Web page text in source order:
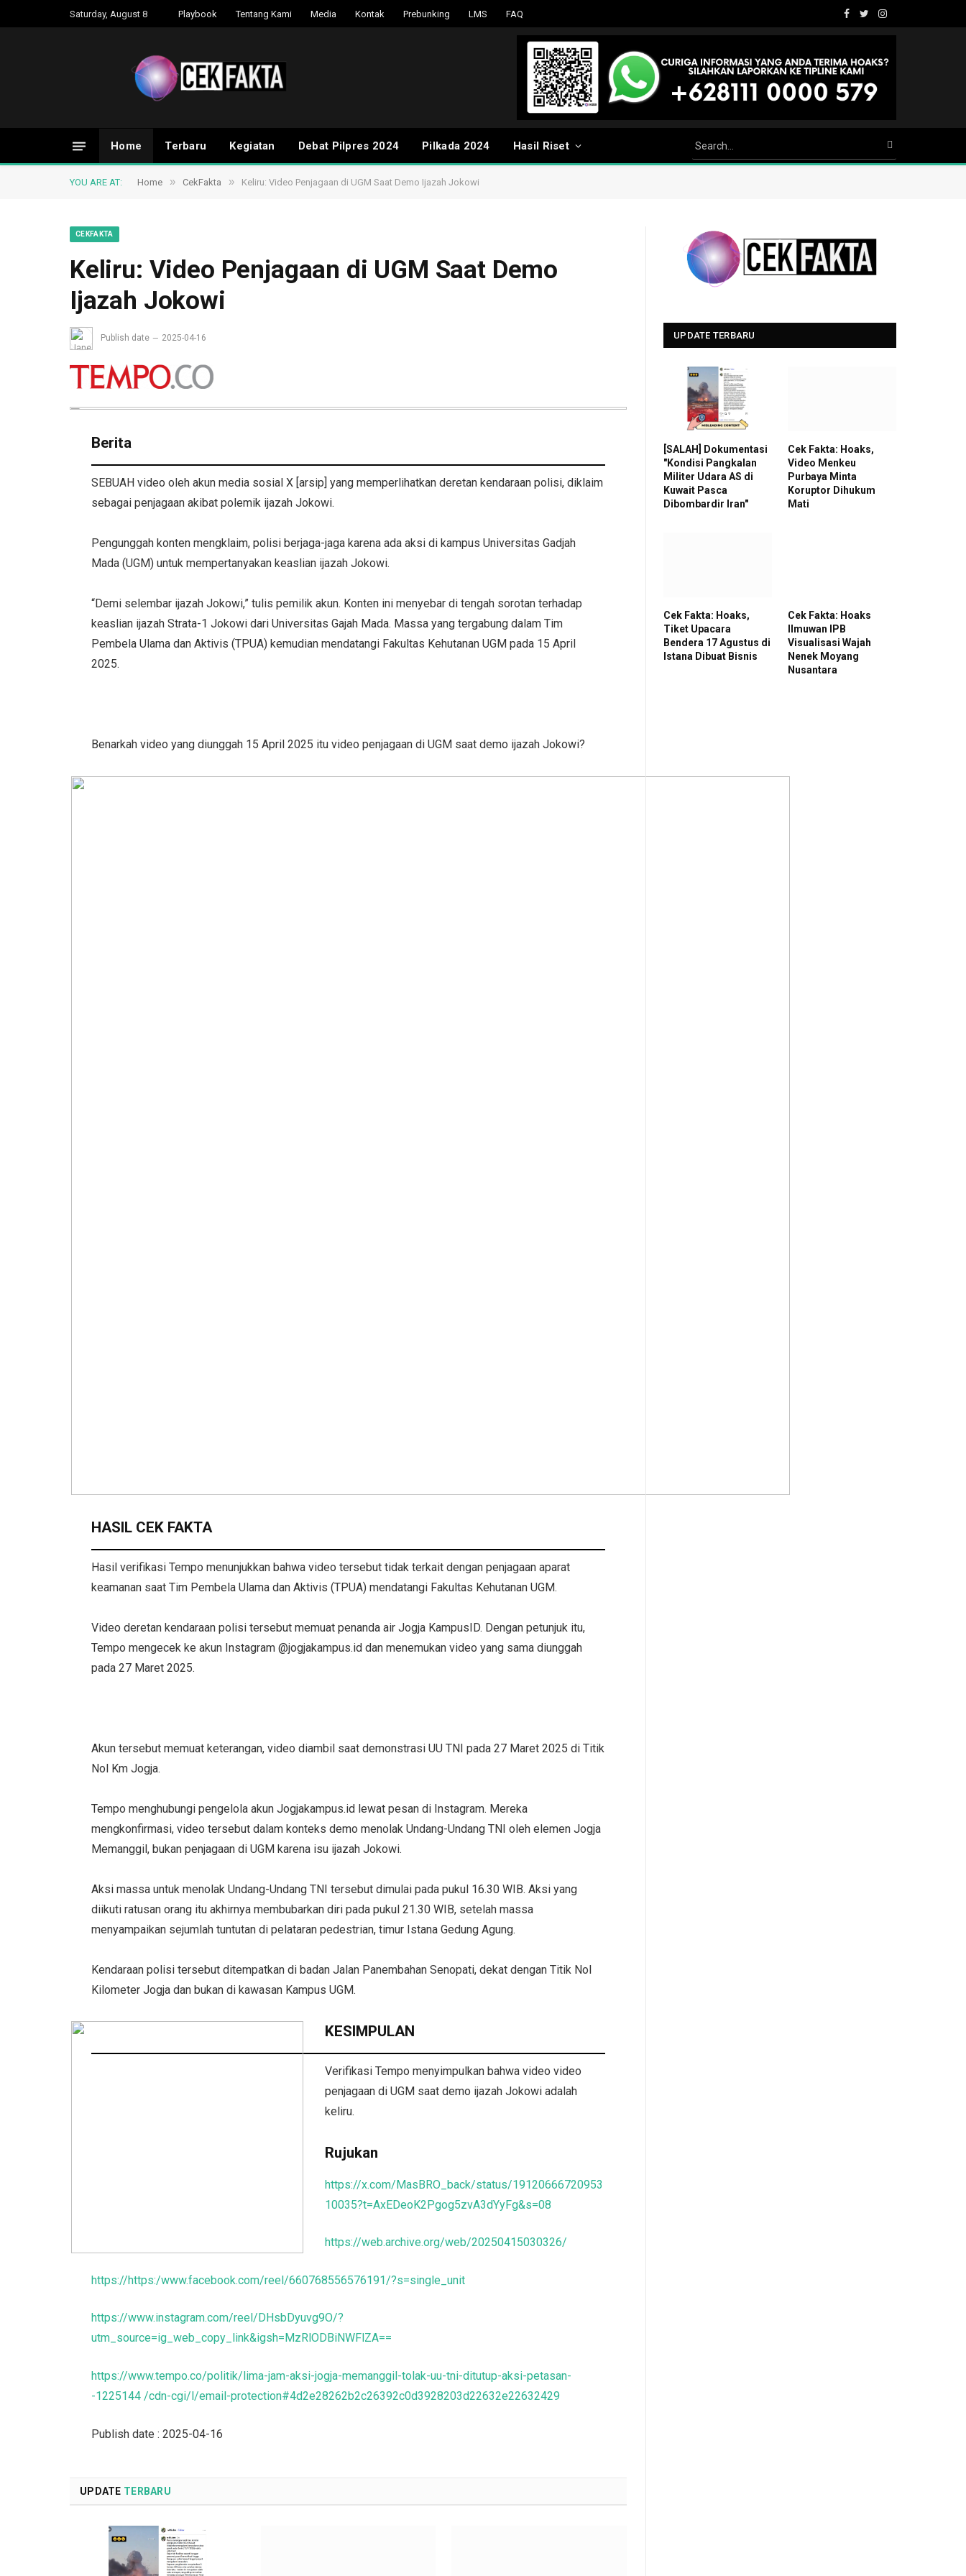
Saturday, August 8 Playbook Tentang Kami Media Kontak Prebunking LMS FAQ
Facebook
TwitterInstagram
Home Terbaru Kegiatan Debat Pilpres 2024 Pilkada 2024 Hasil Riset
YOU ARE AT: Home » CekFakta » Keliru: Video Penjagaan di UGM Saat Demo Ijazah Jokowi
CEKFAKTA
Keliru: Video Penjagaan di UGM Saat Demo
Ijazah Jokowi
Publish date 2025-04-16
Berita
SEBUAH video oleh akun media sosial X [arsip] yang memperlihatkan deretan kendaraan polisi, diklaim
sebagai penjagaan akibat polemik ijazah Jokowi.
Pengunggah konten mengklaim, polisi berjaga-jaga karena ada aksi di kampus Universitas Gadjah
Mada (UGM) untuk mempertanyakan keaslian ijazah Jokowi.
“Demi selembar ijazah Jokowi,” tulis pemilik akun. Konten ini menyebar di tengah sorotan terhadap
keaslian ijazah Strata-1 Jokowi dari Universitas Gajah Mada. Massa yang tergabung dalam Tim
Pembela Ulama dan Aktivis (TPUA) kemudian mendatangi Fakultas Kehutanan UGM pada 15 April
2025.
Benarkah video yang diunggah 15 April 2025 itu video penjagaan di UGM saat demo ijazah Jokowi?
HASIL CEK FAKTA
Hasil verifikasi Tempo menunjukkan bahwa video tersebut tidak terkait dengan penjagaan aparat
keamanan saat Tim Pembela Ulama dan Aktivis (TPUA) mendatangi Fakultas Kehutanan UGM.
Video deretan kendaraan polisi tersebut memuat penanda air Jogja KampusID. Dengan petunjuk itu,
Tempo mengecek ke akun Instagram @jogjakampus.id dan menemukan video yang sama diunggah
pada 27 Maret 2025.
Akun tersebut memuat keterangan, video diambil saat demonstrasi UU TNI pada 27 Maret 2025 di Titik
Nol Km Jogja.
Tempo menghubungi pengelola akun Jogjakampus.id lewat pesan di Instagram. Mereka
mengkonfirmasi, video tersebut dalam konteks demo menolak Undang-Undang TNI oleh elemen Jogja
Memanggil, bukan penjagaan di UGM karena isu ijazah Jokowi.
Aksi massa untuk menolak Undang-Undang TNI tersebut dimulai pada pukul 16.30 WIB. Aksi yang
diikuti ratusan orang itu akhirnya membubarkan diri pada pukul 21.30 WIB, setelah massa
menyampaikan sejumlah tuntutan di pelataran pedestrian, timur Istana Gedung Agung.
Kendaraan polisi tersebut ditempatkan di badan Jalan Panembahan Senopati, dekat dengan Titik Nol
Kilometer Jogja dan bukan di kawasan Kampus UGM.
KESIMPULAN
Verifikasi Tempo menyimpulkan bahwa video video
penjagaan di UGM saat demo ijazah Jokowi adalah
keliru.
Rujukan
https://x.com/MasBRO_back/status/19120666720953
10035?t=AxEDeoK2Pgog5zvA3dYyFg&s=08
https://web.archive.org/web/20250415030326/
https://https:/www.facebook.com/reel/660768556576191/?s=single_unit
https://www.instagram.com/reel/DHsbDyuvg9O/?
utm_source=ig_web_copy_link&igsh=MzRlODBiNWFlZA==
https://www.tempo.co/politik/lima-jam-aksi-jogja-memanggil-tolak-uu-tni-ditutup-aksi-petasan-
-1225144 /cdn-cgi/l/email-protection#4d2e28262b2c26392c0d3928203d22632e22632429
Publish date : 2025-04-16
UPDATE TERBARU
UPDATE TERBARU
[SALAH] Dokumentasi
"Kondisi Pangkalan
Militer Udara AS di
Kuwait Pasca
Dibombardir Iran"
Cek Fakta: Hoaks,
Video Menkeu
Purbaya Minta
Koruptor Dihukum
Mati
Cek Fakta: Hoaks,
Tiket Upacara
Bendera 17 Agustus di
Istana Dibuat Bisnis
Cek Fakta: Hoaks
Ilmuwan IPB
Visualisasi Wajah
Nenek Moyang
Nusantara